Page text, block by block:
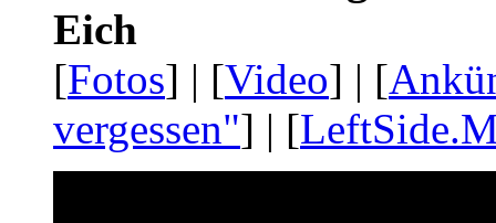
Eich
[Fotos] | [Video] | [
vergessen"] | [